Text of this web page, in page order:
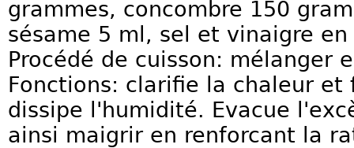
grammes, concombre 150
sésame 5 ml, sel et vinaigre
Procédé de cuisson: mélanger
Fonctions: clarifie la chaleur et
dissipe l'humidité. Evacue
ainsi maigrir en renforcant la